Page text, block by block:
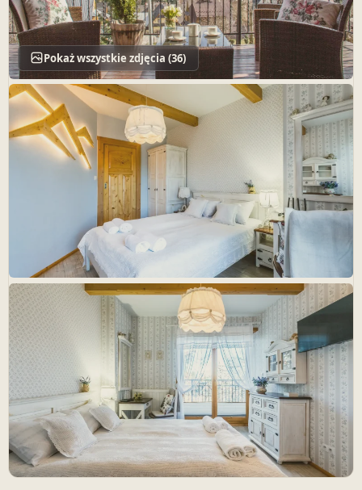
Pokaż wszystkie zdjęcia (36)